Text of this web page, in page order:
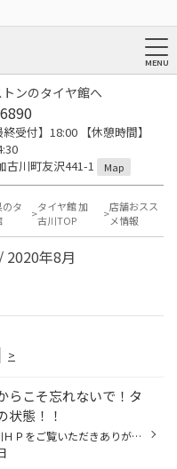
ンのタイヤ館へ
受付】18:00 【休憩時間】
川町友沢441-1
Map
タ
タイヤ館 加
古川TOP
店舗おスス
メ情報
2020年8月
>
らこそ忘れないで！タ
状態！！
タイヤ館加古川ＨＰをご覧いただきありがとうございます！ お昼のニュースで兵庫県内での気温が３５°以上になっているとのことで体調管理は万全を期していきましょう！！ こう暑い日が続くと、どうしてもタイヤの空気圧は膨張してしまいます。 もし、タイヤに異物が刺さっている・側面に大きな傷が...